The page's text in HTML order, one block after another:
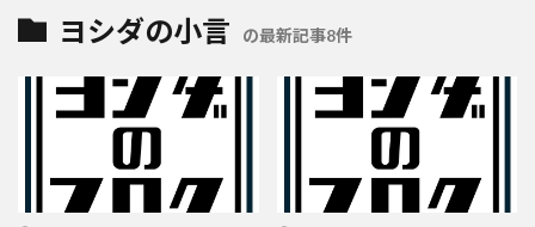
ヨシダの小言 の最新記事8件